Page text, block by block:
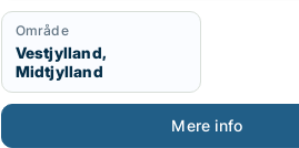
Område
Vestjylland,
Midtjylland
Mere info